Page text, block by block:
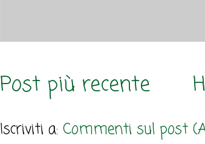
Post più recente
Iscriviti a: Commenti sul post